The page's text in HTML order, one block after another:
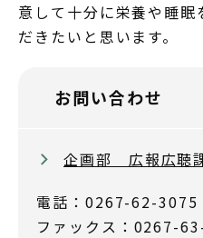
意して十分に栄養や睡
だきたいと思います。
お問い合わせ
企画部 広報広聴
電話：0267-62-3075
ファックス：0267-